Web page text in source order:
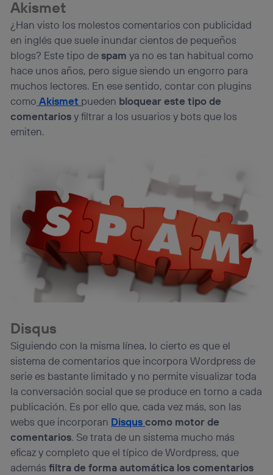
Akismet
¿Han visto los molestos comentarios con publicidad
en inglés que suele inundar cientos de pequeños
blogs? Este tipo despam ya no es tan habitual como
hace unos años, pero sigue siendo un engorro para
muchos lectores. En ese sentido, contar con plugins
como Akismet pueden bloquear este tipo de
comentariosy filtrar a los usuarios y bots que los
emiten.
Disqus
Siguiendo con la misma línea, lo cierto es que el
sistema de comentarios que incorpora Wordpress de
serie es bastante limitado y no permite visualizar toda
la conversación social que se produce en torno a cada
publicación. Es por ello que, cada vez más, son las
webs que incorporan Disquscomo motor de
comentarios. Se trata de un sistema mucho más
eficaz y completo que el típico de Wordpress, que
ademásfiltra de forma automática los comentarios